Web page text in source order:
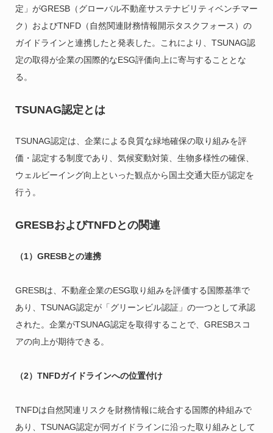
定」がGRESB（グローバル不動産サステナビリティベンチマー
ク）およびTNFD（自然関連財務情報開示タスクフォース）の
ガイドラインと連携したと発表した。これにより、TSUNAG認
定の取得が企業の国際的なESG評価向上に寄与することとな
る。
TSUNAG認定とは
TSUNAG認定は、企業による良質な緑地確保の取り組みを評
価・認定する制度であり、気候変動対策、生物多様性の確保、
ウェルビーイング向上といった観点から国土交通大臣が認定を
行う。
GRESBおよびTNFDとの関連
（1）GRESBとの連携
GRESBは、不動産企業のESG取り組みを評価する国際基準で
あり、TSUNAG認定が「グリーンビル認証」の一つとして承認
された。企業がTSUNAG認定を取得することで、GRESBスコ
アの向上が期待できる。
（2）TNFDガイドラインへの位置付け
TNFDは自然関連リスクを財務情報に統合する国際的枠組みで
あり、TSUNAG認定が同ガイドラインに沿った取り組みとして